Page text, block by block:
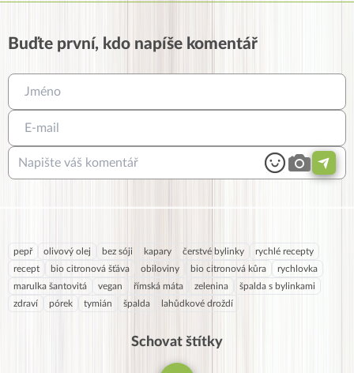
Buďte první, kdo napíše komentář
pepř olivový olej bez sóji kapary čerstvé bylinky
rychlé recepty
recept
bio citronová šťáva obiloviny bio citronová kůra
rychlovka
marulka šantovitá
vegan římská máta zelenina
špalda s bylinkami
zdraví
pórek tymián špalda lahůdkové droždí
Schovat štítky